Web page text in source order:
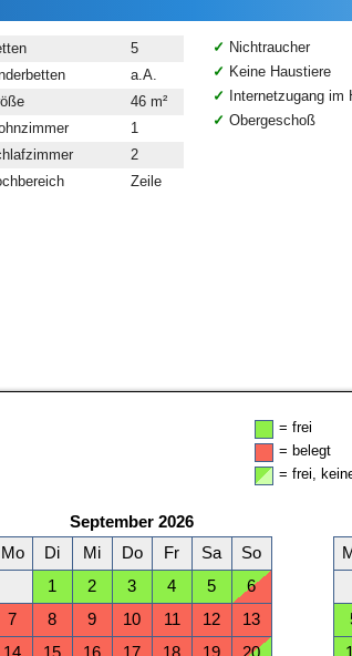
5
a.A.
46 m²
1
2
Zeile
Nichtraucher
Keine Haustiere
Internetzugang im
Obergeschoß